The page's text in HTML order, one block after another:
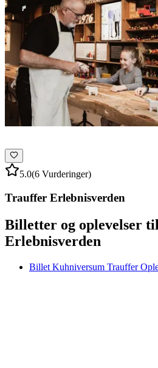
5.0(6 Vurderinger)
Trauffer Erlebnisverden
Billetter og oplevelser
Erlebnisverden
Billet Kuhniversum Trauffer